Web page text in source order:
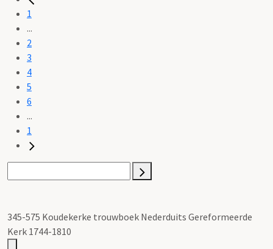
1
...
2
3
4
5
6
...
1
345-575 Koudekerke trouwboek Nederduits Gereformeerde
Kerk 1744-1810